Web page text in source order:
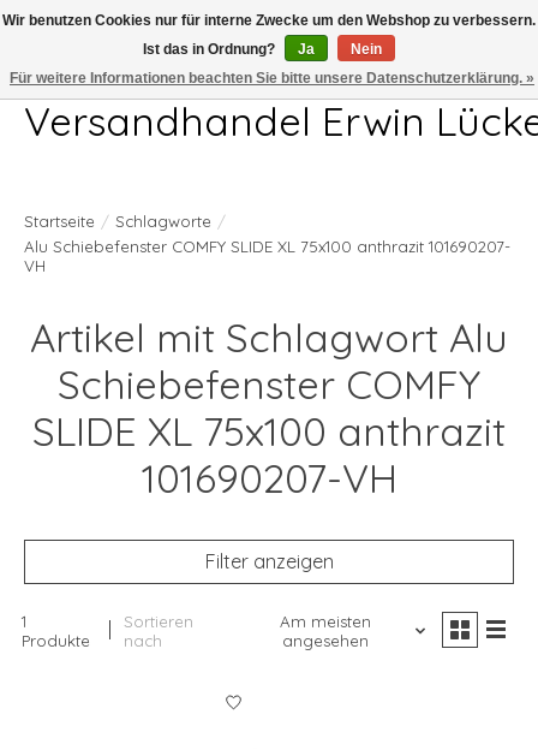
Telefon 04407 715872 MO-DO 7.00-17.00Uhr FR 7.00-13.00Uhr
Versandhandel Erwin
Startseite / Schlagworte /
Alu Schiebefenster COMFY SLIDE XL 75x100 anthrazit 101690207-
VH
Artikel mit Schlagwort Alu
Schiebefenster COMFY
SLIDE XL 75x100 anthrazit
101690207-VH
Filter anzeigen
1
Produkte
Sortieren
nach
Am meisten
angesehen
Wir benutzen Cookies nur für interne Zwecke um den Webshop zu verbessern.
Ist das in Ordnung?
Ja
Nein
Für weitere Informationen beachten Sie bitte unsere Datenschutzerklärung. »